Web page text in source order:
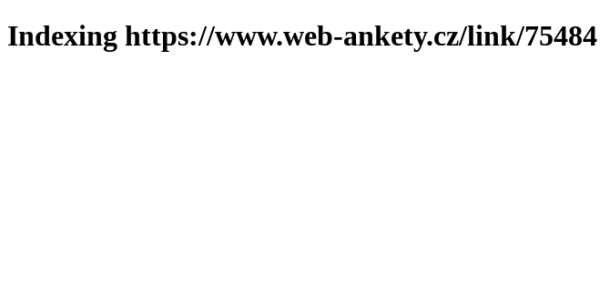
Indexing https://www.web-ankety.cz/link/75484